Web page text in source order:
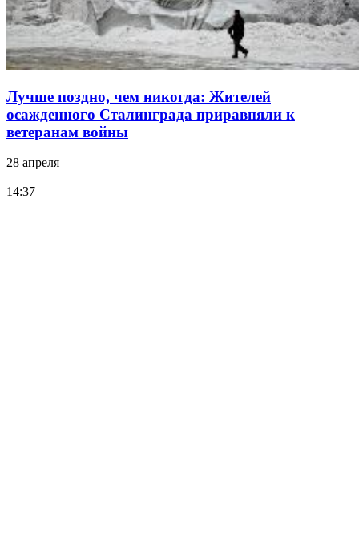
Лучше поздно, чем никогда: Жителей
осажденного Сталинграда приравняли к
ветеранам войны
28 апреля
14:37